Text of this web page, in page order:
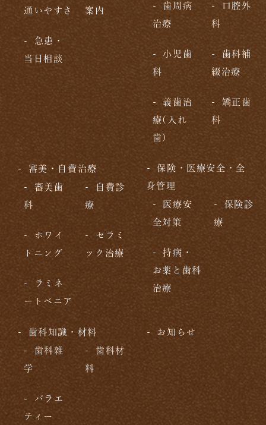
通いやすさ
案内
急患・
当日相談
歯周病
治療
口腔外
科
小児歯
科
歯科補
綴治療
義歯治
療(入れ
歯)
矯正歯
科
審美・自費治療
審美歯
科
自費診
療
ホワイ
トニング
セラミ
ック治療
ラミネ
ートベニア
保険・医療安全・全
身管理
医療安
全対策
保険診
療
持病・
お薬と歯科
治療
歯科知識・材料
歯科雑
学
歯科材
料
バラエ
ティー
お知らせ